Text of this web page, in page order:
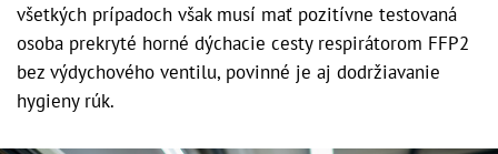
všetkých prípadoch však musí mať pozitívne testovaná
osoba prekryté horné dýchacie cesty respirátorom FFP2
bez výdychového ventilu, povinné je aj dodržiavanie
hygieny rúk.